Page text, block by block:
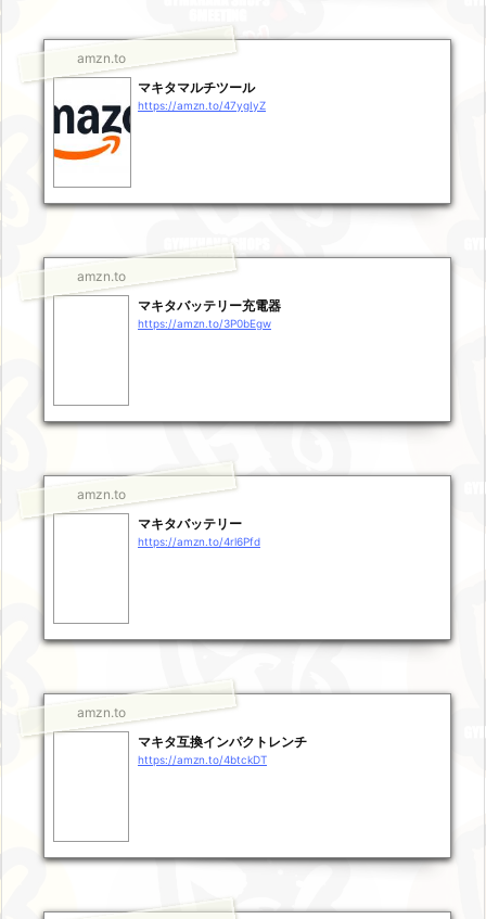
amzn.to
マキタマルチツール
https://amzn.to/47ygIyZ
amzn.to
マキタバッテリー充電器
https://amzn.to/3P0bEgw
amzn.to
マキタバッテリー
https://amzn.to/4rl6Pfd
amzn.to
マキタ互換インパクトレンチ
https://amzn.to/4btckDT